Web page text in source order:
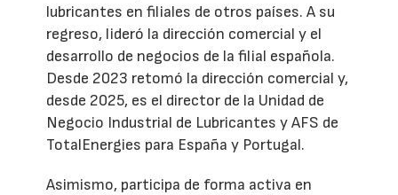
lubricantes en filiales de otros países. A su
regreso, lideró la dirección comercial y el
desarrollo de negocios de la filial española.
Desde 2023 retomó la dirección comercial y,
desde 2025, es el director de la Unidad de
Negocio Industrial de Lubricantes y AFS de
TotalEnergies para España y Portugal.
Asimismo, participa de forma activa en